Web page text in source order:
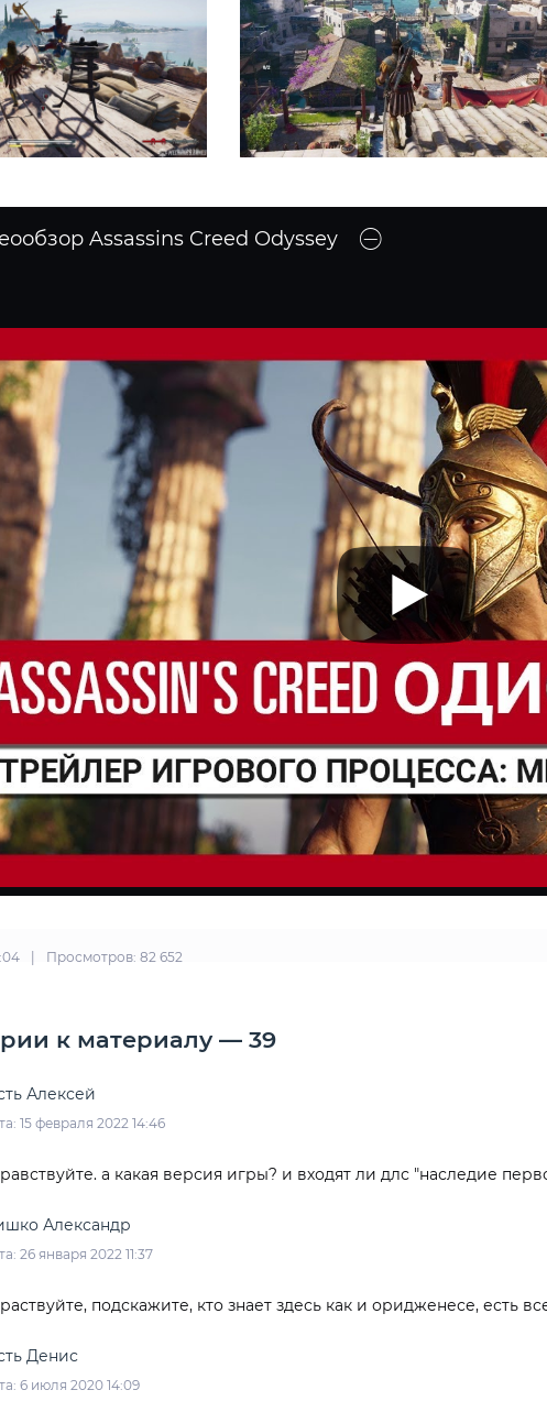
Assassins Creed Odyssey
Просмотров: 82 652
к материалу — 39
Алексей
15 февраля 2022 14:46
а какая версия игры? и входят ли длс "наследие
Александр
26 января 2022 11:37
подскажите, кто знает здесь как и оридженесе, есть
Денис
6 июля 2020 14:09